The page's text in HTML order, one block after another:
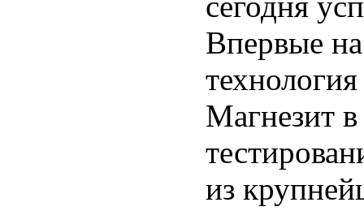
Впервые
Магнезит
из